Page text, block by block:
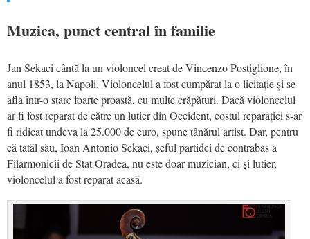
Muzica, punct central în familie
Jan Sekaci cântă la un violoncel creat de Vincenzo Postiglione, în
anul 1853, la Napoli. Violoncelul a fost cumpărat la o licitație şi se
afla într-o stare foarte proastă, cu multe crăpături. Dacă violoncelul
ar fi fost reparat de către un lutier din Occident, costul reparației s-ar
fi ridicat undeva la 25.000 de euro, spune tânărul artist. Dar, pentru
că tatăl său, Ioan Antonio Sekaci, șeful partidei de contrabas a
Filarmonicii de Stat Oradea, nu este doar muzician, ci și lutier,
violoncelul a fost reparat acasă.